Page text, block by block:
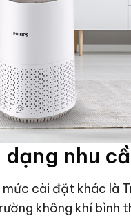
nhu
cài đặt khác là
không khí bình